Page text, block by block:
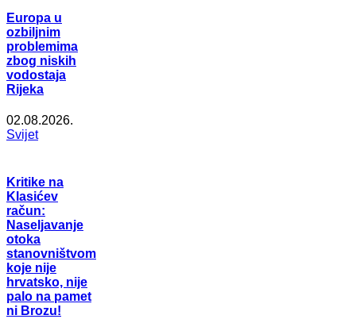
Europa u
ozbiljnim
problemima
zbog niskih
vodostaja
Rijeka
02.08.2026.
Svijet
Kritike na
Klasićev
račun:
Naseljavanje
otoka
stanovništvom
koje nije
hrvatsko, nije
palo na pamet
ni Brozu!